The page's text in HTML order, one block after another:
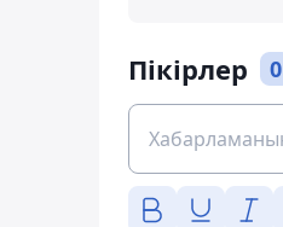
Пікірлер 0